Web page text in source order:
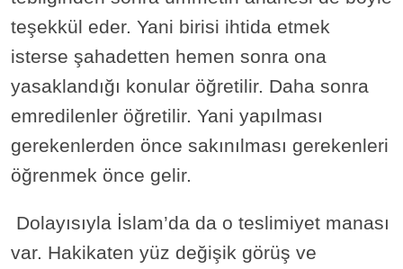
teşekkül eder. Yani birisi ihtida etmek
isterse şahadetten hemen sonra ona
yasaklandığı konular öğretilir. Daha sonra
emredilenler öğretilir. Yani yapılması
gerekenlerden önce sakınılması gerekenleri
öğrenmek önce gelir.
Dolayısıyla İslam’da da o teslimiyet manası
var. Hakikaten yüz değişik görüş ve